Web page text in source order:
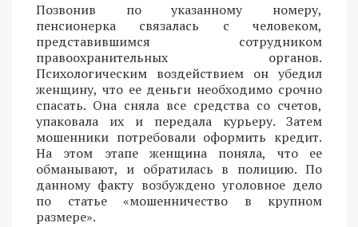
Позвонив по указанному номеру,
пенсионерка связалась с человеком,
представившимся сотрудником
правоохранительных органов.
Психологическим воздействием он убедил
женщину, что ее деньги необходимо срочно
спасать. Она сняла все средства со счетов,
упаковала их и передала курьеру. Затем
мошенники потребовали оформить кредит.
На этом этапе женщина поняла, что ее
обманывают, и обратилась в полицию. По
данному факту возбуждено уголовное дело
по статье «мошенничество в крупном
размере».